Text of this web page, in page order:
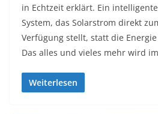
in Echtzeit erklärt. Ein
System, das Solarstrom direkt
Verfügung stellt, statt die
Das alles und vieles mehr wird
Weiterlesen